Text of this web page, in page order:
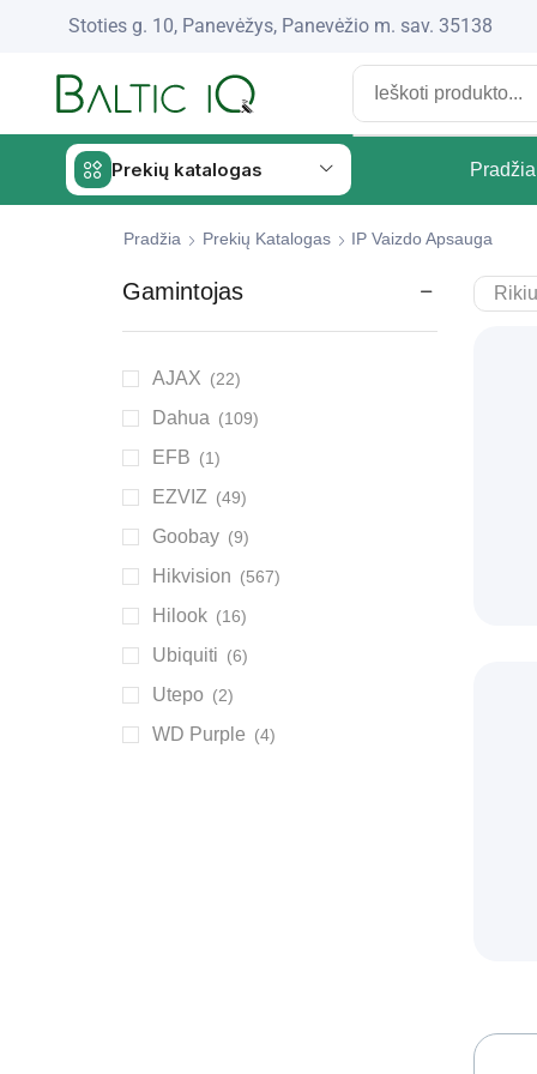
Stoties g. 10, Panevėžys, Panevėžio m. sav. 35138
Prekių katalogas Pradžia
Pradžia Prekių Katalogas IP Vaizdo Apsauga
Gamintojas
AJAX (22)
Dahua (109)
EFB (1)
EZVIZ (49)
Goobay (9)
Hikvision (567)
Hilook (16)
Ubiquiti (6)
Utepo (2)
WD Purple (4)